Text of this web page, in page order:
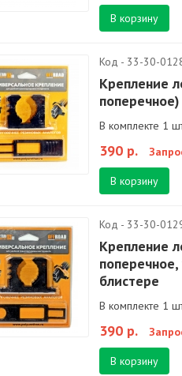
В корзину
Код - 33-30-
Крепление
поперечное)
В комплекте 1
390 р.
В корзину
Код - 33-30-
Крепление
блистере
В комплекте 1
390 р.
В корзину